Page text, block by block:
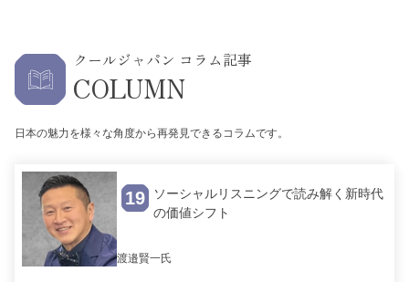
クールジャパン コラム記事
COLUMN
日本の魅力を様々な角度から再発見できるコラムです。
19
ソーシャルリスニングで読み解く新時代
の価値シフト
渡邉賢一氏